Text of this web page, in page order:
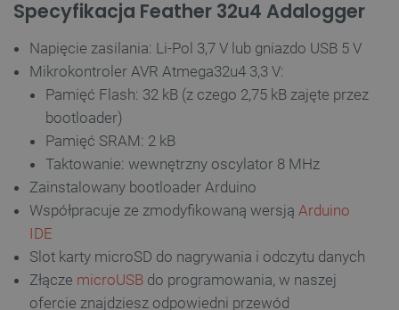
Specyfikacja Feather 32u4 Adalogger
Napięcie zasilania: Li-Pol 3,7 V lub gniazdo USB 5 V
Mikrokontroler AVR Atmega32u4 3,3 V:
Pamięć Flash: 32 kB (z czego 2,75 kB zajęte przez
bootloader)
Pamięć SRAM: 2 kB
Taktowanie: wewnętrzny oscylator 8 MHz
Zainstalowany bootloader Arduino
Współpracuje ze zmodyfikowaną wersją Arduino
IDE
Slot karty microSD do nagrywania i odczytu danych
Złącze microUSB do programowania, w naszej
ofercie znajdziesz odpowiedni przewód